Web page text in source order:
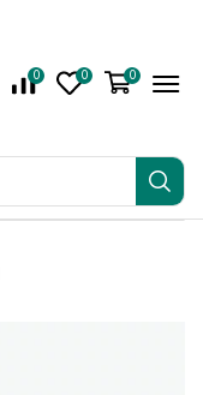
0 0 0